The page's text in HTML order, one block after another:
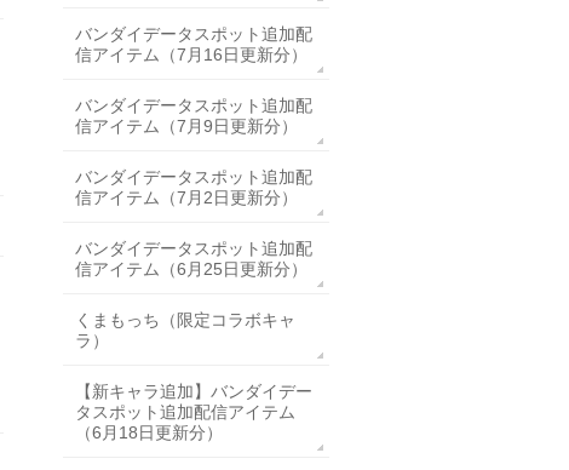
バンダイデータスポット追加配
信アイテム（7月16日更新分）
バンダイデータスポット追加配
信アイテム（7月9日更新分）
バンダイデータスポット追加配
信アイテム（7月2日更新分）
バンダイデータスポット追加配
信アイテム（6月25日更新分）
くまもっち（限定コラボキャ
ラ）
【新キャラ追加】バンダイデー
タスポット追加配信アイテム
（6月18日更新分）